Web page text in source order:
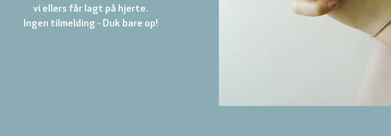
vi ellers får lagt på hjerte.